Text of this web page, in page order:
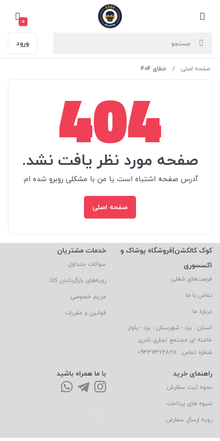
0
ورود
صفحه اصلی خطای 404
404
صفحه مورد نظر یافت نشد.
آدرس صفحه اشتباه است یا من با مشکلی روبرو شده ام.
صفحه اصلی
کوک کالکشن|فروشگاه پوشاک و
اکسسوری
فرصت‌های شغلی
تماس با ما
درباره ما
استان : یزد - شهرستان : یزد - بلوار
خامنه ای مجتمع تجاری نادری
شماره تماس : 09337372828
خدمات مشتریان
سوالات متداول
رویه‌های بازگرداندن کالا
حریم خصوصی
قوانین و مقررات
راهنمای خرید
نحوه ثبت سفارش
شیوه های پرداخت
رویه ارسال سفارش
با ما همراه باشید